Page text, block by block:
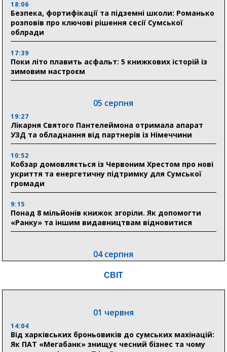
18:06
Безпека, фортифікації та підземні школи: Романько
розповів про ключові рішення сесії Сумської
облради
17:39
Поки літо плавить асфальт: 5 книжкових історій із
зимовим настроєм
05 серпня
19:27
Лікарня Святого Пантелеймона отримала апарат
УЗД та обладнання від партнерів із Німеччини
10:52
Кобзар домовляється із Червоним Хрестом про нові
укриття та енергетичну підтримку для Сумської
громади
9:15
Понад 8 мільйонів книжок згоріли. Як допомогти
«Ранку» та іншим видавництвам відновитися
04 серпня
Пенсійний фонд Сумщини спрямував 0,2 млрд грн
18:54
Романько розширює програму відпочинку дітей із
СВІТ
01 червня
14:04
Від харківських броньовиків до сумських махінацій:
Як ПАТ «Мегабанк» знищує чесний бізнес та чому